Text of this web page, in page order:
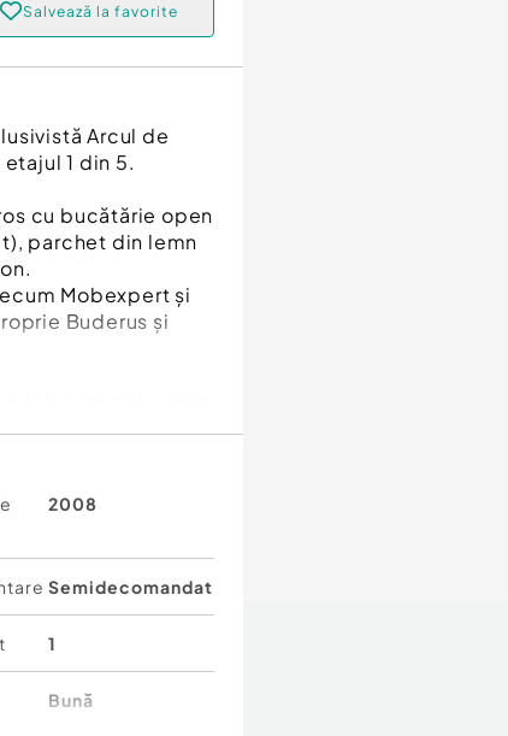
Salvează la favorite
Arcul de
1 din 5.
cu bucătărie open
parchet din lemn
Mobexpert și
Buderus și
și loc de parcare în
Parcul
Colegiul
2008
Semidecomandat
1
Bună